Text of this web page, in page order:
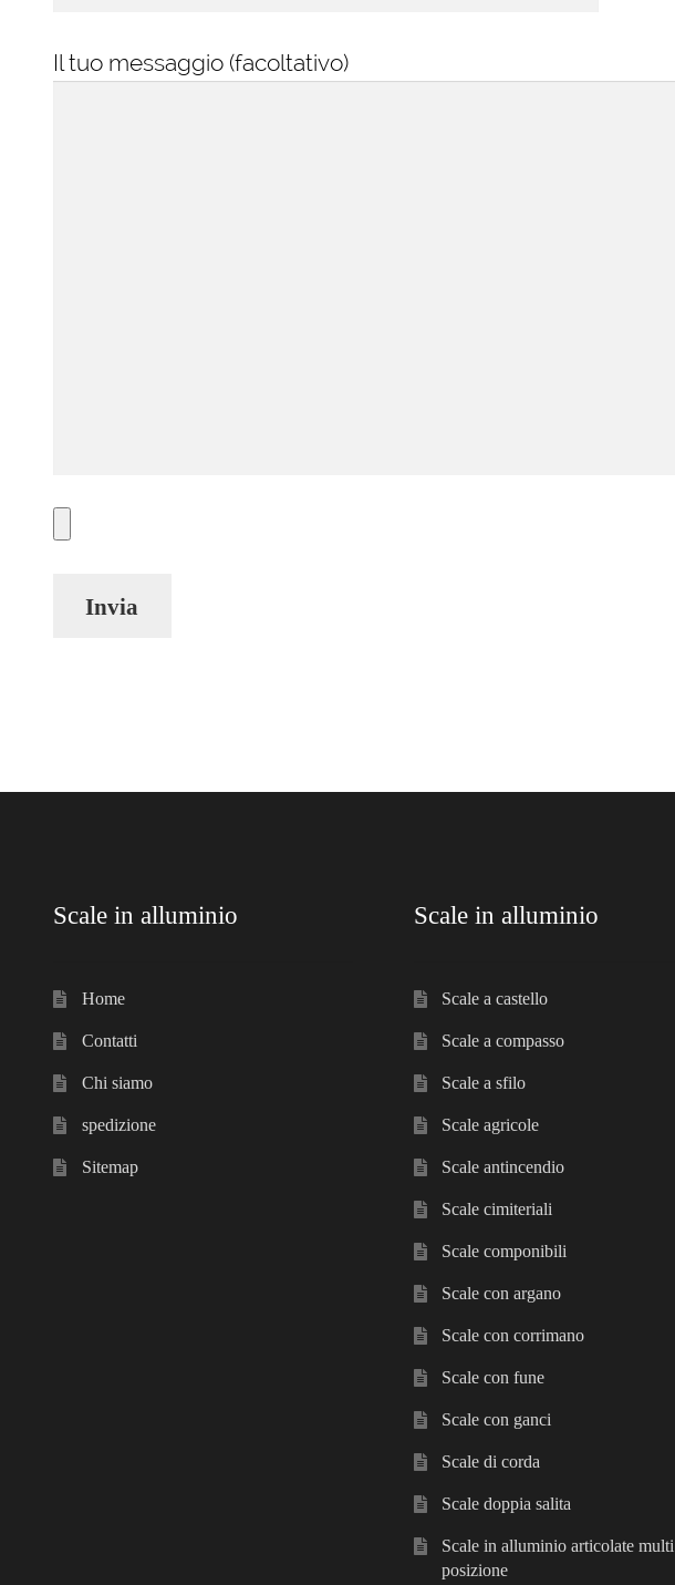
Il tuo messaggio (facoltativo)
r
i
:
Scale in alluminio
Home
Contatti
Chi siamo
spedizione
Sitemap
Scale in alluminio
Scale a castello
Scale a compasso
Scale a sfilo
Scale agricole
Scale antincendio
Scale cimiteriali
Scale componibili
Scale con argano
Scale con corrimano
Scale con fune
Scale con ganci
Scale di corda
Scale doppia salita
Scale in alluminio articolate multi
posizione